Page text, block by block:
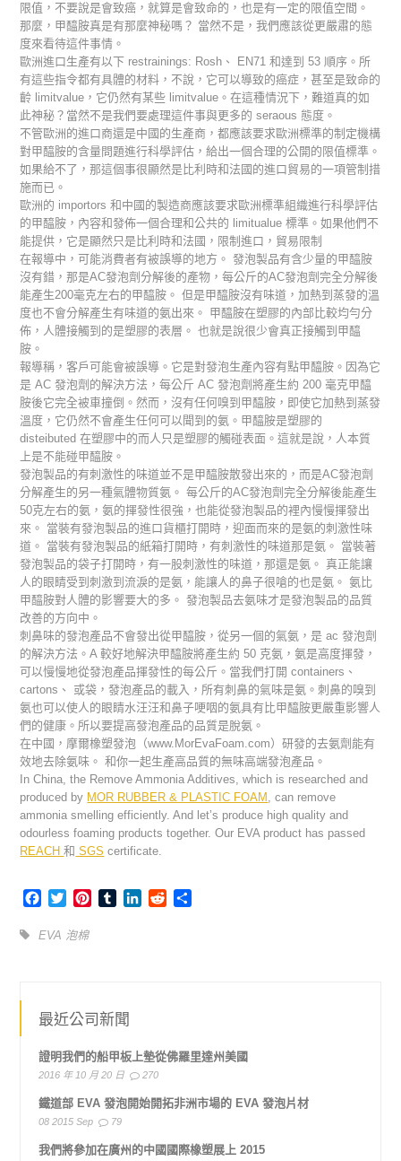
限值，不要說是會致癌，就算是會致命的，也是有一定的限值空間。
那麼，甲醯胺真是有那麼神秘嗎？ 當然不是，我們應該從更嚴肅的態
度來看待這件事情。
歐洲進口生產有以下 restrainings: Rosh、 EN71 和達到 53 順序。所
有這些指令都有具體的材料，不說，它可以導致的癌症，甚至是致命的
齡 limitvalue，它仍然有某些 limitvalue。在這種情況下，難道真的如
此神秘？當然不是我們要處理這件事與更多的 seraous 態度。
不管歐洲的進口商還是中國的生產商，都應該要求歐洲標準的制定機構
對甲醯胺的含量問題進行科學評估，給出一個合理的公開的限值標準。
如果給不了，那這個事很顯然是比利時和法國的進口貿易的一項管制措
施而已。
歐洲的 importors 和中國的製造商應該要求歐洲標準組織進行科學評估
的甲醯胺，內容和發佈一個合理和公共的 limitualue 標準。如果他們不
能提供，它是顯然只是比利時和法國，限制進口，貿易限制
在報導中，可能消費者有被誤導的地方。 發泡製品有含少量的甲醯胺
沒有錯，那是AC發泡劑分解後的產物，每公斤的AC發泡劑完全分解後
能產生200毫克左右的甲醯胺。 但是甲醯胺沒有味道，加熱到蒸發的溫
度也不會分解產生有味道的氨出來。 甲醯胺在塑膠的內部比較均勻分
佈，人體接觸到的是塑膠的表層。 也就是說很少會真正接觸到甲醯
胺。
報導稱，客戶可能會被誤導。它是對發泡生產內容有點甲醯胺。因為它
是 AC 發泡劑的解決方法，每公斤 AC 發泡劑將產生約 200 毫克甲醯
胺後它完全被車撞倒。然而，沒有任何嗅到甲醯胺，即使它加熱到蒸發
溫度，它仍然不會產生任何可以聞到的氨。甲醯胺是塑膠的
disteibuted 在塑膠中的而人只是塑膠的觸碰表面。這就是說，人本質
上是不能碰甲醯胺。
發泡製品的有刺激性的味道並不是甲醯胺散發出來的，而是AC發泡劑
分解產生的另一種氣體物質氨。 每公斤的AC發泡劑完全分解後能產生
50克左右的氨，氨的揮發性很強，也能從發泡製品的裡內慢慢揮發出
來。 當裝有發泡製品的進口貨櫃打開時，迎面而來的是氨的刺激性味
道。 當裝有發泡製品的紙箱打開時，有刺激性的味道那是氨。 當裝著
發泡製品的袋子打開時，有一股刺激性的味道，那還是氨。 真正能讓
人的眼睛受到刺激到流淚的是氨，能讓人的鼻子很嗆的也是氨。 氨比
甲醯胺對人體的影響要大的多。 發泡製品去氨味才是發泡製品的品質
改善的方向中。
刺鼻味的發泡產品不會發出從甲醯胺，從另一個的氣氨，是 ac 發泡劑
的解決方法。A 較好地解決甲醯胺將產生約 50 克氨，氨是高度揮發，
可以慢慢地從發泡產品揮發性的每公斤。當我們打開 containers、
cartons、 或袋，發泡產品的載入，所有刺鼻的氣味是氨。刺鼻的嗅到
氨也可以使人的眼睛水汪汪和鼻子哽咽的氨具有比甲醯胺更嚴重影響人
們的健康。所以要提高發泡產品的品質是脫氨。
在中國，摩爾橡塑發泡（www.MorEvaFoam.com）研發的去氨劑能有
效地去除氨味。 和你一起生產高品質的無味高端發泡產品。
In China, the Remove Ammonia Additives, which is researched and
produced by MOR RUBBER & PLASTIC FOAM , can remove
ammonia smelling efficiently. And let’s produce high quality and
odourless foaming products together. Our EVA product has passed
REACH和 SGS certificate.
Facebook
TwitterPinterestTumblrLinkedInReddit
EVA 泡棉
最近公司新聞
證明我們的船甲板上墊從佛羅里達州美國
2016 年 10 月 20 日 270
鐵道部 EVA 發泡開始開拓非洲市場的 EVA 發泡片材
08 2015 Sep 79
我們將參加在廣州的中國國際橡塑展上 2015